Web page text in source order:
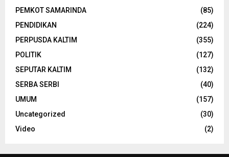
PEMKOT SAMARINDA
(85)
PENDIDIKAN
(224)
PERPUSDA KALTIM
(355)
POLITIK
(127)
SEPUTAR KALTIM
(132)
SERBA SERBI
(40)
UMUM
(157)
Uncategorized
(30)
Video
(2)